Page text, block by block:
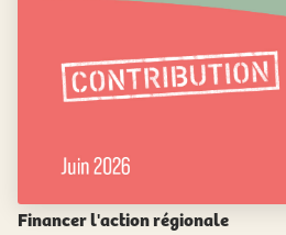
Financer l'action régionale